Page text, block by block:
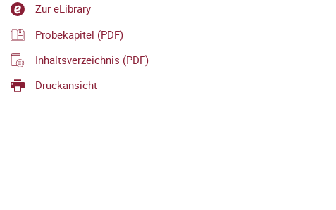
Zur eLibrary
Probekapitel (PDF)
Inhaltsverzeichnis (PDF)
Druckansicht